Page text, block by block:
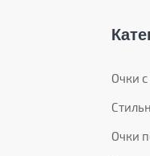
Очки
Очки